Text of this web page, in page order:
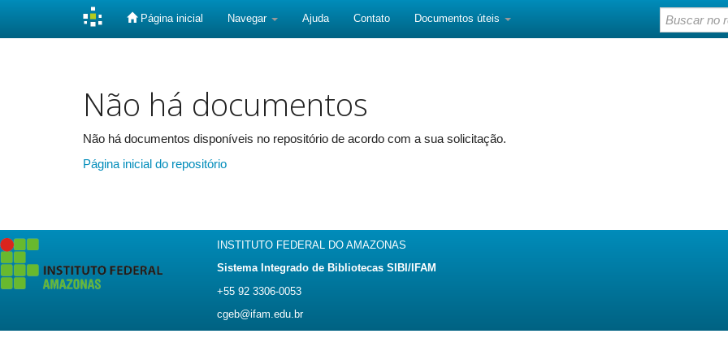
Página inicial Navegar Ajuda Contato Documentos úteis
Não há documentos
Não há documentos disponíveis no repositório de acordo com a sua solicitação.
Página inicial do repositório
INSTITUTO FEDERAL DO AMAZONAS
Sistema Integrado de Bibliotecas SIBI/IFAM
+55 92 3306-0053
cgeb@ifam.edu.br